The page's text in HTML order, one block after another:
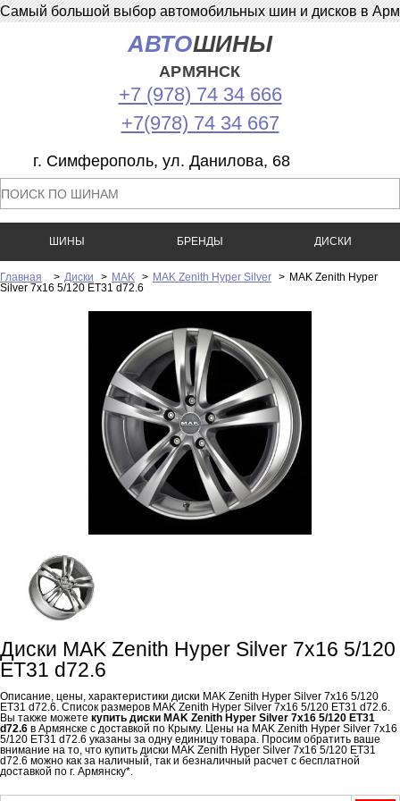
Самый большой выбор автомобильных шин и дисков в
АВТОШИНЫ
АРМЯНСК
+7 (978) 74 34 666
+7(978) 74 34 667
г. Симферополь, ул. Данилова, 68
ШИНЫ БРЕНДЫ ДИСКИ
Главная > Диски > MAK > MAK Zenith Hyper Silver > MAK Zenith Hyper
Silver 7x16 5/120 ET31 d72.6
Диски MAK Zenith Hyper Silver 7x16 5/120
ET31 d72.6
Описание, цены, характеристики диски MAK Zenith Hyper Silver 7x16 5/120
ET31 d72.6. Список размеров MAK Zenith Hyper Silver 7x16 5/120 ET31 d72.6.
Вы также можете купить диски MAK Zenith Hyper Silver 7x16 5/120 ET31
d72.6 в Армянске с доставкой по Крыму. Цены на MAK Zenith Hyper Silver 7x16
5/120 ET31 d72.6 указаны за одну единицу товара. Просим обратить ваше
внимание на то, что купить диски MAK Zenith Hyper Silver 7x16 5/120 ET31
d72.6 можно как за наличный, так и безналичный расчет с бесплатной
доставкой по г. Армянску*.